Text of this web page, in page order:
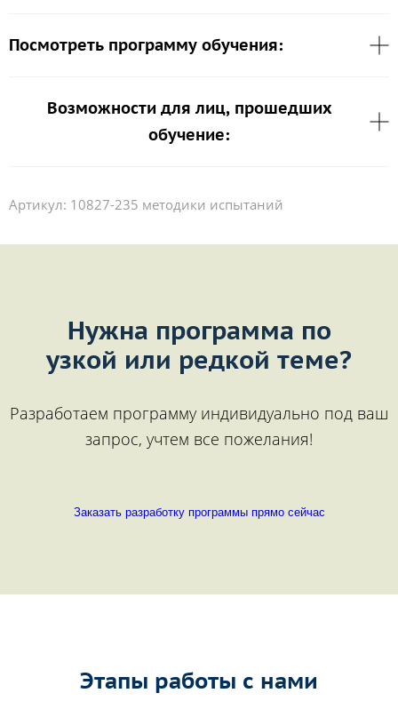
Посмотреть программу обучения:
Возможности для лиц, прошедших
обучение:
Артикул: 10827-235 методики испытаний
Нужна программа по
узкой или редкой теме?
Разработаем программу индивидуально под ваш
запрос, учтем все пожелания!
Заказать разработку программы прямо сейчас
Этапы работы с нами